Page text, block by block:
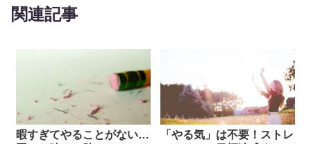
関連記事
暇すぎてやることがない…
「やる気」は不要！ストレ